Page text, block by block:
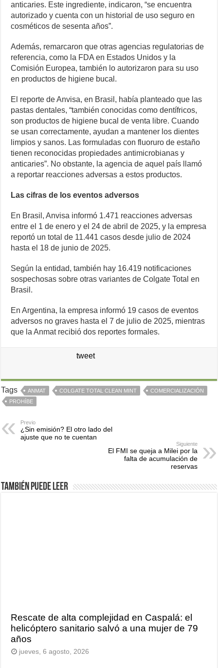
anticaries. Este ingrediente, indicaron, “se encuentra
autorizado y cuenta con un historial de uso seguro en
cosméticos de sesenta años”.
Además, remarcaron que otras agencias regulatorias de
referencia, como la FDA en Estados Unidos y la
Comisión Europea, también lo autorizaron para su uso
en productos de higiene bucal.
El reporte de Anvisa, en Brasil, había planteado que las
pastas dentales, “también conocidas como dentífricos,
son productos de higiene bucal de venta libre. Cuando
se usan correctamente, ayudan a mantener los dientes
limpios y sanos. Las formuladas con fluoruro de estaño
tienen reconocidas propiedades antimicrobianas y
anticaries”. No obstante, la agencia de aquel país llamó
a reportar reacciones adversas a estos productos.
Las cifras de los eventos adversos
En Brasil, Anvisa informó 1.471 reacciones adversas
entre el 1 de enero y el 24 de abril de 2025, y la empresa
reportó un total de 11.441 casos desde julio de 2024
hasta el 18 de junio de 2025.
Según la entidad, también hay 16.419 notificaciones
sospechosas sobre otras variantes de Colgate Total en
Brasil.
En Argentina, la empresa informó 19 casos de eventos
adversos no graves hasta el 7 de julio de 2025, mientras
que la Anmat recibió dos reportes formales.
tweet
Tags ANMAT COLGATE TOTAL CLEAN MINT
COMERCIALIZACIÓN
PROHÍBE
Previo
¿Sin emisión? El otro lado del
ajuste que no te cuentan
Siguiente
El FMI se queja a Milei por la
falta de acumulación de
reservas
También puede leer
Rescate de alta complejidad en Caspalá: el
helicóptero sanitario salvó a una mujer de 79
años
jueves, 6 agosto, 2026